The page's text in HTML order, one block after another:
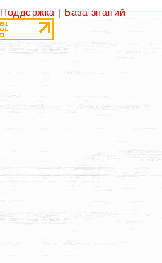
Поддержка | База знаний